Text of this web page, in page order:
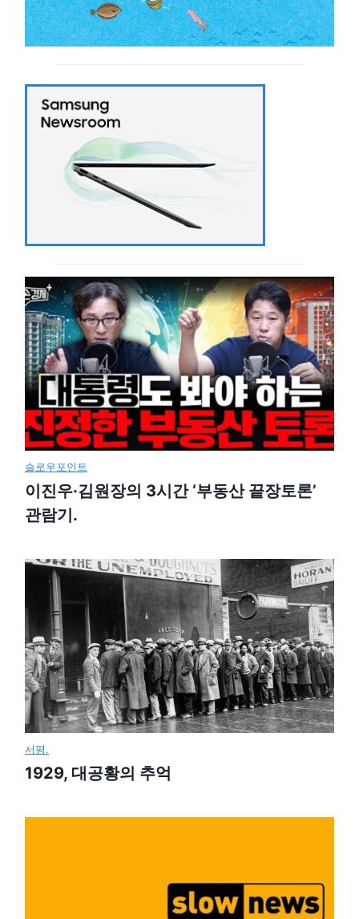
슬로우포인트
이진우·김원장의 3시간 ‘부동산 끝장토론’
관람기.
서평.
1929, 대공황의 추억